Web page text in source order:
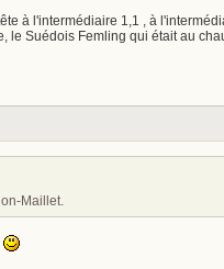
à l'intermédiaire 1,1 , à
le Suédois Femling qui était au
Maillet.